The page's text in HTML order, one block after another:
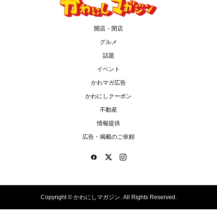
開店・閉店
グルメ
話題
イベント
かわマガ広告
かわにしクーポン
不動産
情報提供
広告・掲載のご依頼
Copyright ©かわにしマガジン. All Rights Reserved.